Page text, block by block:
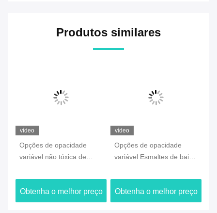
Produtos similares
vídeo
Opções de opacidade
variável não tóxica de
esmalte dentário
projetadas para coloração
protética dentária precisa
Obtenha o melhor preço
vídeo
Opções de opacidade
variável Esmaltes de baixo
fluorescentes compatíveis
com várias cerâmicas
dentárias, garantindo
Obtenha o melhor preço